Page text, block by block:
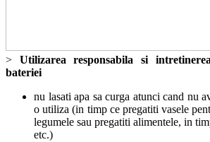
> Utilizarea responsabila si
bateriei
nu lasati apa sa curga atunci cand nu
o utiliza (in timp ce pregatiti vasele
legumele sau pregatiti alimentele, in
etc.)